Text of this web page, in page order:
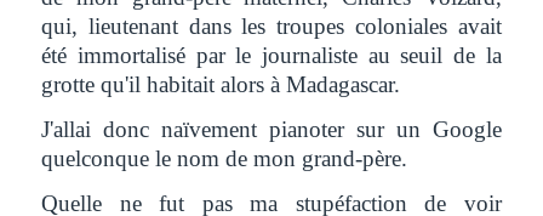
qui, lieutenant dans les troupes coloniales avait
été immortalisé par le journaliste au seuil de la
grotte qu'il habitait alors à Madagascar.
J'allai donc naïvement pianoter sur un Google
quelconque le nom de mon grand-père.
Quelle ne fut pas ma stupéfaction de voir